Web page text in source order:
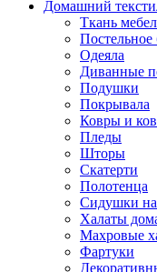
Домашний
Ткань
Постельное
Одеяла
Диванные
Подушки
Покрывала
Ковры и
Пледы
Шторы
Скатерти
Полотенца
Сидушки на
Халаты
Махровые
Фартуки